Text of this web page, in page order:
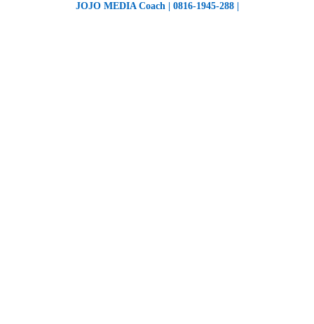
JOJO MEDIA Coach | 0816-1945-288 |